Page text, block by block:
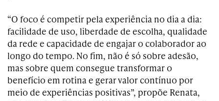
“O foco é competir pela experiência no dia a dia:
facilidade de uso, liberdade de escolha, qualidade
da rede e capacidade de engajar o colaborador ao
longo do tempo. No fim, não é só sobre adesão,
mas sobre quem consegue transformar o
benefício em rotina e gerar valor contínuo por
meio de experiências positivas”, propõe Renata,